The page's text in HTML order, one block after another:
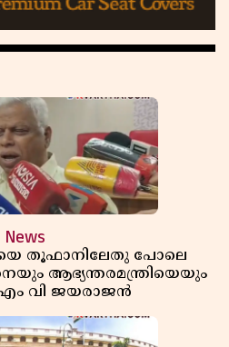
News
തൂഫാനിലേതു പോലെ
ആഭ്യന്തരമന്ത്രിയെയും
എം വി ജയരാജൻ